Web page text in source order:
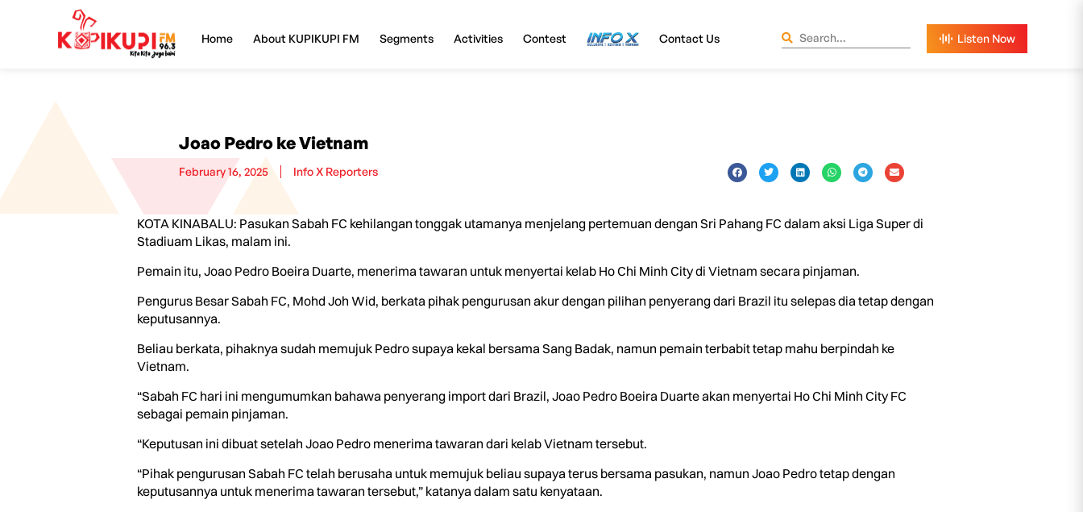
Home About KUPIKUPI FM Segments Activities Contest InfoX Contact Us
Joao Pedro ke Vietnam
February 16, 2025 Info X Reporters
KOTA KINABALU: Pasukan Sabah FC kehilangan tonggak utamanya menjelang pertemuan dengan Sri Pahang FC dalam aksi Liga Super di
Stadiuam Likas, malam ini.
Pemain itu, Joao Pedro Boeira Duarte, menerima tawaran untuk menyertai kelab Ho Chi Minh City di Vietnam secara pinjaman.
Pengurus Besar Sabah FC, Mohd Joh Wid, berkata pihak pengurusan akur dengan pilihan penyerang dari Brazil itu selepas dia tetap dengan
keputusannya.
Beliau berkata, pihaknya sudah memujuk Pedro supaya kekal bersama Sang Badak, namun pemain terbabit tetap mahu berpindah ke
Vietnam.
“Sabah FC hari ini mengumumkan bahawa penyerang import dari Brazil, Joao Pedro Boeira Duarte akan menyertai Ho Chi Minh City FC
sebagai pemain pinjaman.
“Keputusan ini dibuat setelah Joao Pedro menerima tawaran dari kelab Vietnam tersebut.
“Pihak pengurusan Sabah FC telah berusaha untuk memujuk beliau supaya terus bersama pasukan, namun Joao Pedro tetap dengan
keputusannya untuk menerima tawaran tersebut,” katanya dalam satu kenyataan.